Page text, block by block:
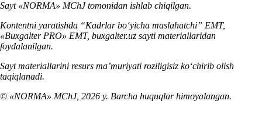
Sayt «NORMA» MChJ tomonidan ishlab chiqilgan.
Kontentni yaratishda “Kadrlar boʻyicha maslahatchi” EMT,
«Buxgalter PRO» EMT, buxgalter.uz sayti materiallaridan
foydalanilgan.
Sayt materiallarini resurs ma’muriyati roziligisiz koʻchirib olish
taqiqlanadi.
© «NORMA» MChJ, 2026 y. Barcha huquqlar himoyalangan.